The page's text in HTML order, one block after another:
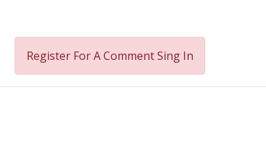
Register For A CommentSing In